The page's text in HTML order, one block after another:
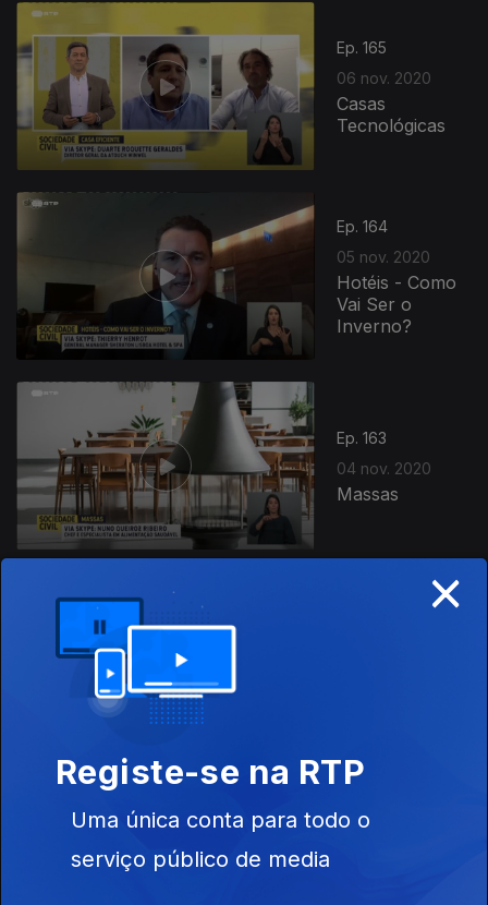
Ep. 165
06 nov. 2020
Casas
Tecnológicas
Ep. 164
05 nov. 2020
Hotéis - Como
Vai Ser o
Inverno?
Ep. 163
04 nov. 2020
Massas
Ep. 161
×
Registe-se na RTP
Uma única conta para todo o
serviço público de media